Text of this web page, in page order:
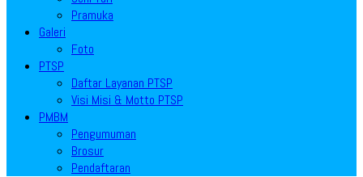
Pramuka
Galeri
Foto
PTSP
Daftar Layanan PTSP
Visi Misi & Motto PTSP
PMBM
Pengumuman
Brosur
Pendaftaran